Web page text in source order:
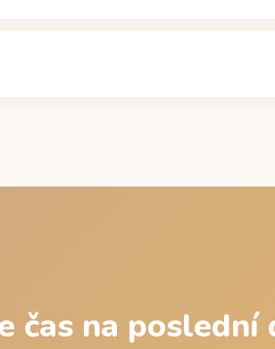
čas na poslední